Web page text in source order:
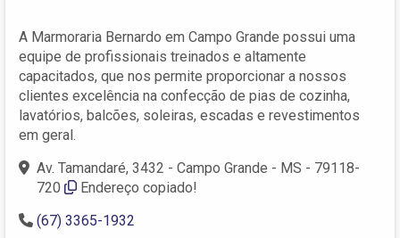
A Marmoraria Bernardo em Campo Grande possui uma
equipe de profissionais treinados e altamente
capacitados, que nos permite proporcionar a nossos
clientes excelência na confecção de pias de cozinha,
lavatórios, balcões, soleiras, escadas e revestimentos
em geral.
Av. Tamandaré, 3432 - Campo Grande - MS - 79118-
720
Endereço copiado!
(67) 3365-1932